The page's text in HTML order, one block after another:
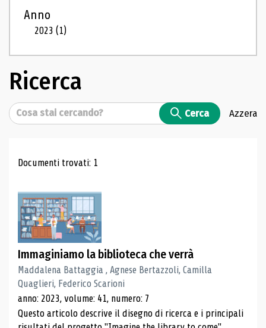
Anno
2023(1)
Ricerca
Cerca Cerca Azzera
Risultati di ricerca
Documenti trovati: 1
Immaginiamo la biblioteca che verrà
Maddalena Battaggia , Agnese Bertazzoli, Camilla
Quaglieri, Federico Scarioni
anno: 2023, volume: 41, numero: 7
Questo articolo descrive il disegno di ricerca e i principali